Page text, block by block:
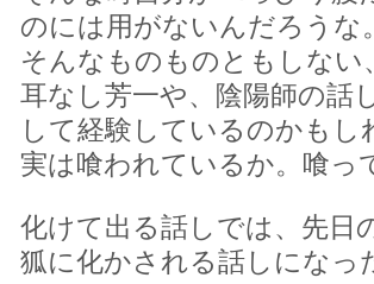
のには用がないんだろう
そんなものものともしな
耳なし芳一や、陰陽師の話
して経験しているのかもし
実は喰われているか。喰っ
化けて出る話しでは、先日
狐に化かされる話しになっ